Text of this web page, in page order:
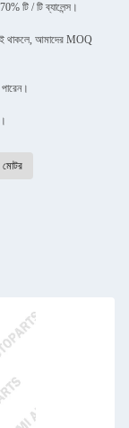
টি / টি ব্যালেন্স।
থাকলে, আমাদের MOQ
মোটর